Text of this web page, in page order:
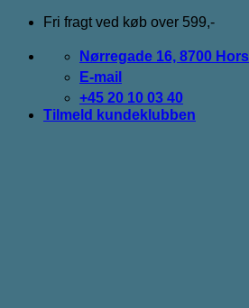
Fortsæt
indhold
Fri fragt ved køb over 599,-
Nørregade 16, 8700
E-mail
+45 20 10 03 40
Tilmeld kundeklubben